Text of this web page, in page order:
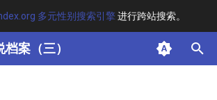
多元性别搜索引擎进行跨站搜索。
案（三）